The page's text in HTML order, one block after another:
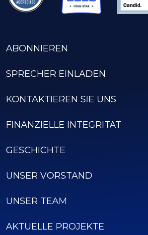
ABONNIEREN
SPRECHER EINLADEN
KONTAKTIEREN SIE UNS
FINANZIELLE INTEGRITÄT
GESCHICHTE
UNSER VORSTAND
UNSER TEAM
AKTUELLE PROJEKTE